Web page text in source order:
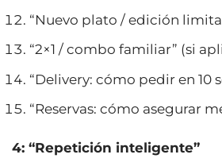
“Nuevo plato / edición
“2×1 / combo familiar” (si
“Delivery: cómo pedir en 10
“Reservas: cómo asegurar
4: “Repetición inteligente”